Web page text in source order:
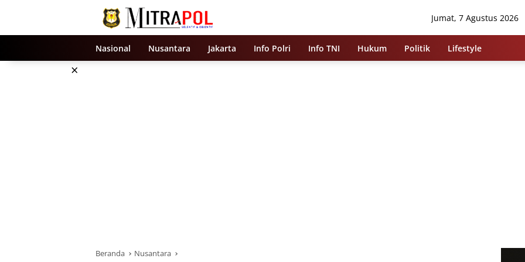
Jumat, 7 Agustus 2026
Nasional Nusantara Jakarta Info Polri Info TNI Hukum Politik Lifestyle
×
Beranda Nusantara